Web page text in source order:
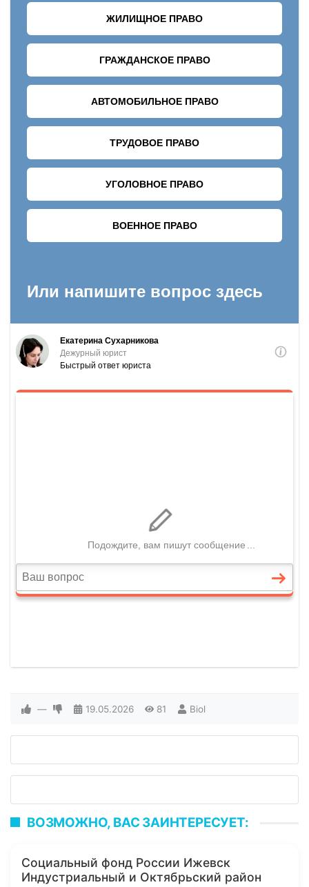
— 19.05.2026 81 Biol
ВОЗМОЖНО, ВАС ЗАИНТЕРЕСУЕТ:
Социальный фонд России Ижевск
Индустриальный и Октябрьский район